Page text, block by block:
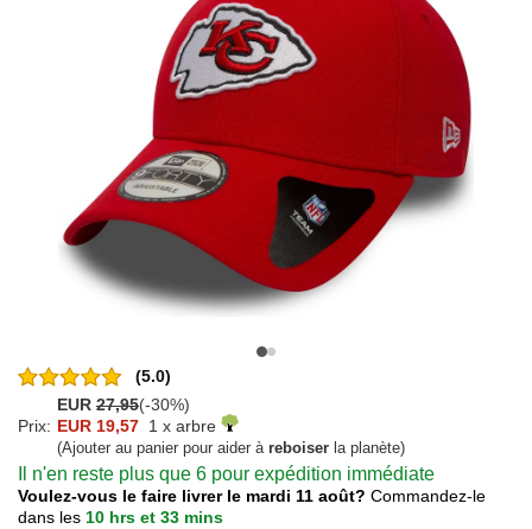
(5.0)
EUR 27,95(-30%)
Prix: EUR 19,57 1 x arbre
(Ajouter au panier pour aider à reboiser la planète)
Il n'en reste plus que 6 pour expédition immédiate
Voulez-vous le faire livrer le mardi 11 août? Commandez-le
dans les 10 hrs et 33 mins